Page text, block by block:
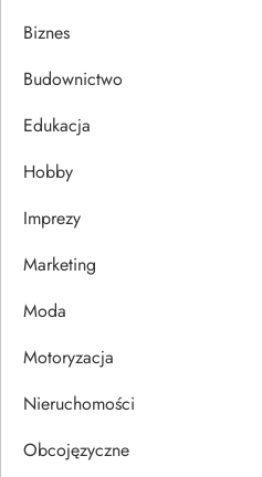
a
c
a
w
p
u
Biznes
Budownictwo
Edukacja
Hobby
Imprezy
Marketing
Moda
Motoryzacja
Nieruchomości
Obcojęzyczne